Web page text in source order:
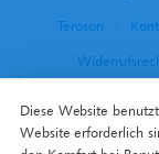
Teroson
Diese Website
Website erforderlich